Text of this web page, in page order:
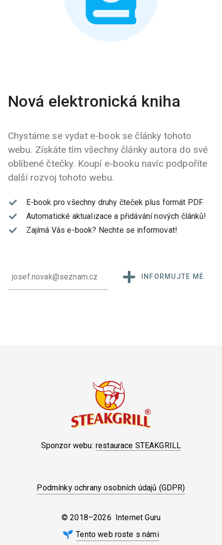
Nová elektronická kniha
Chystáme se vydat e-book se články tohoto
webu. Získáte tím všechny články autora do své
oblíbené čtečky. Koupí e-booku navíc podpoříte
další rozvoj tohoto webu.
E-book pro všechny druhy čteček plus formát PDF.
Automatické aktualizace a přidávání nových článků!
Zajímá Vás e-book? Nechte se informovat!
INFORMUJTE MĚ
Sponzor webu: restaurace STEAKGRILL
Podmínky ochrany osobních údajů (GDPR)
© 2018–2026 Internet Guru
Tento web roste s námi